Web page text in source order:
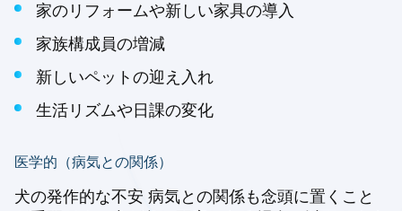
家のリフォームや新しい家具の導入
家族構成員の増減
新しいペットの迎え入れ
生活リズムや日課の変化
医学的（病気との関係）
犬の発作的な不安 病気との関係も念頭に置くこと